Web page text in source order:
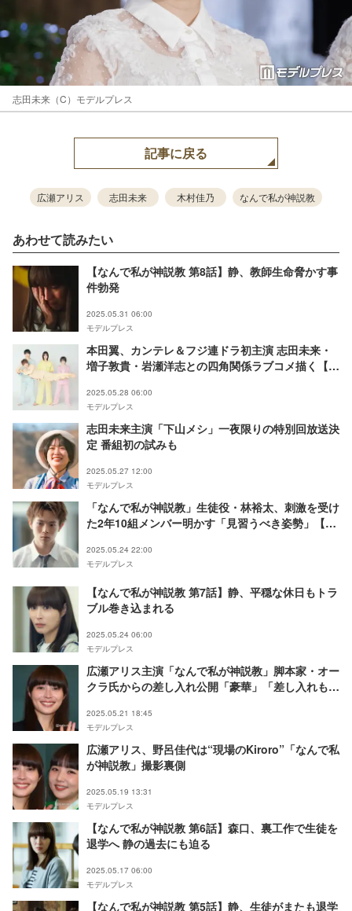
志田未来（C）モデルプレス
記事に戻る
広瀬アリス 志田未来 木村佳乃 なんで私が神説教
あわせて読みたい
【なんで私が神説教 第8話】静、教師生命脅かす事
件勃発
2025.05.31 06:00
モデルプレス
本田翼、カンテレ＆フジ連ドラ初主演 志田未来・
増子敦貴・岩瀬洋志との四角関係ラブコメ描く【北
ることにしました。】
2025.05.28 06:00
モデルプレス
志田未来主演「下山メシ」一夜限りの特別回放送決
定 番組初の試みも
2025.05.27 12:00
モデルプレス
「なんで私が神説教」生徒役・林裕太、刺激を受け
た2年10組メンバー明かす「見習うべき姿勢」【注
2025.05.24 22:00
モデルプレス
【なんで私が神説教 第7話】静、平穏な休日もトラ
ブル巻き込まれる
2025.05.24 06:00
モデルプレス
広瀬アリス主演「なんで私が神説教」脚本家・オー
クラ氏からの差し入れ公開「豪華」「差し入れも
2025.05.21 18:45
モデルプレス
広瀬アリス、野呂佳代は“現場のKiroro”「なんで私
が神説教」撮影裏側
2025.05.19 13:31
モデルプレス
【なんで私が神説教 第6話】森口、裏工作で生徒を
退学へ 静の過去にも迫る
2025.05.17 06:00
モデルプレス
【なんで私が神説教 第5話】静、生徒がまたも退学